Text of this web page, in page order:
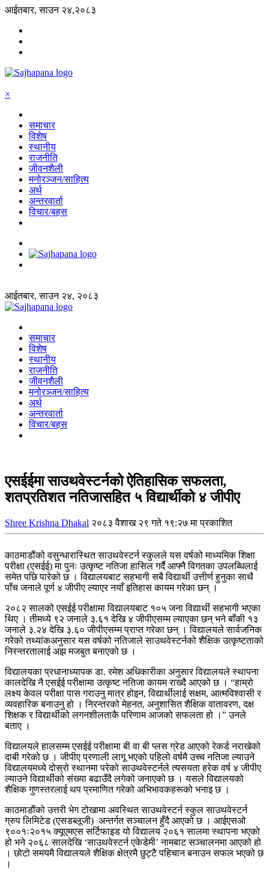
आईतबार, साउन २४,२०८३
×
समाचार
विशेष
स्थानीय
राजनीति
जीवनशैली
मनोरञ्जन/साहित्य
अर्थ
अन्तरवार्ता
विचार/बहस
आईतबार, साउन २४, २०८३
समाचार
विशेष
स्थानीय
राजनीति
जीवनशैली
मनोरञ्जन/साहित्य
अर्थ
अन्तरवार्ता
विचार/बहस
एसईईमा साउथवेस्टर्नको ऐतिहासिक सफलता,
शतप्रतिशत नतिजासहित ५ विद्यार्थीको ४ जीपीए
Shree Krishna Dhakal २०८३ वैशाख २९ गते १९:२७ मा प्रकाशित
काठमाडौंको वसुन्धारास्थित साउथवेस्टर्न स्कुलले यस वर्षको माध्यमिक शिक्षा
परीक्षा (एसईई) मा पुनः उत्कृष्ट नतिजा हासिल गर्दै आफ्नै विगतका उपलब्धिलाई
समेत पछि पारेको छ । विद्यालयबाट सहभागी सबै विद्यार्थी उत्तीर्ण हुनुका साथै
पाँच जनाले पूर्ण ४ जीपीए ल्याएर नयाँ इतिहास कायम गरेका छन् ।
२०८२ सालको एसईई परीक्षामा विद्यालयबाट १०५ जना विद्यार्थी सहभागी भएका
थिए । तीमध्ये ९२ जनाले ३.६१ देखि ४ जीपीएसम्म ल्याएका छन् भने बाँकी १३
जनाले ३.२४ देखि ३.६० जीपीएसम्म प्राप्त गरेका छन् । विद्यालयले सार्वजनिक
गरेको तथ्यांकअनुसार यस वर्षको नतिजाले साउथवेस्टर्नको शैक्षिक उत्कृष्टताको
निरन्तरतालाई अझ मजबुत बनाएको छ ।
विद्यालयका प्रधानाध्यापक डा. रमेश अधिकारीका अनुसार विद्यालयले स्थापना
कालदेखि नै एसईई परीक्षामा उत्कृष्ट नतिजा कायम राख्दै आएको छ । “हाम्रो
लक्ष्य केवल परीक्षा पास गराउनु मात्र होइन, विद्यार्थीलाई सक्षम, आत्मविश्वासी र
व्यवहारिक बनाउनु हो । निरन्तरको मेहनत, अनुशासित शैक्षिक वातावरण, दक्ष
शिक्षक र विद्यार्थीको लगनशीलताकै परिणाम आजको सफलता हो ।” उनले
बताए ।
विद्यालयले हालसम्म एसईई परीक्षामा बी वा बी प्लस ग्रेड आएको रेकर्ड नराखेको
दाबी गरेको छ । जीपीए प्रणाली लागू भएको पहिलो वर्षमै उच्च नतिजा ल्याउने
विद्यालयमध्ये दोस्रो स्थानमा परेको साउथवेस्टर्नले त्यसयता हरेक वर्ष ४ जीपीए
ल्याउने विद्यार्थीको संख्या बढाउँदै लगेको जनाएको छ । यसले विद्यालयको
शैक्षिक गुणस्तरलाई थप प्रमाणित गरेको अभिभावकहरूको भनाइ छ ।
काठमाडौंको उत्तरी भेग टोखामा अवस्थित साउथवेस्टर्न स्कुल साउथवेस्टर्न
ग्रुप लिमिटेड (एसडब्लूजी) अन्तर्गत सञ्चालन हुँदै आएको छ । आईएसओ
९००१ः२०१५ क्यूएमएस सर्टिफाइड यो विद्यालय २०६१ सालमा स्थापना भएको
हो भने २०६८ सालदेखि ‘साउथवेस्टर्न एकेडेमी’ नामबाट सञ्चालनमा आएको हो
। छोटो समयमै विद्यालयले शैक्षिक क्षेत्रमै छुट्टै पहिचान बनाउन सफल भएको छ
।